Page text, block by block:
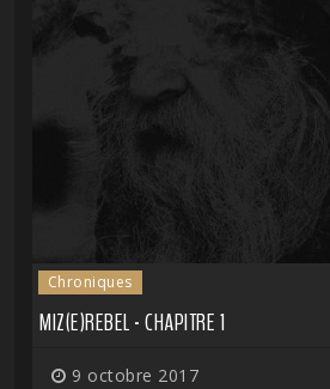
Chroniques
MIZ(E)REBEL - CHAPITRE 1
9 octobre 2017